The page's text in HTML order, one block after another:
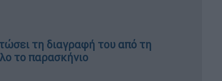
τη διαγραφή του από τη
το παρασκήνιο